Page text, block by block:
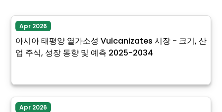
Apr 2026
아시아 태평양 열가소성 Vulcanizates 시장 - 크기, 산
업 주식, 성장 동향 및 예측 2025-2034
Apr 2026